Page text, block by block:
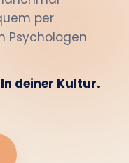
per
Psychologen
deiner Kultur.